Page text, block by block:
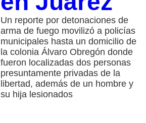
Un reporte por detonaciones de
arma de fuego movilizó a policías
municipales hasta un domicilio de
la colonia Álvaro Obregón donde
fueron localizadas dos personas
presuntamente privadas de la
libertad, además de un hombre y
su hija lesionados